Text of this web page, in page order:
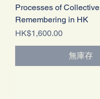
Processes of Collective
Remembering in HK
價格
HK$1,600.00
無庫存